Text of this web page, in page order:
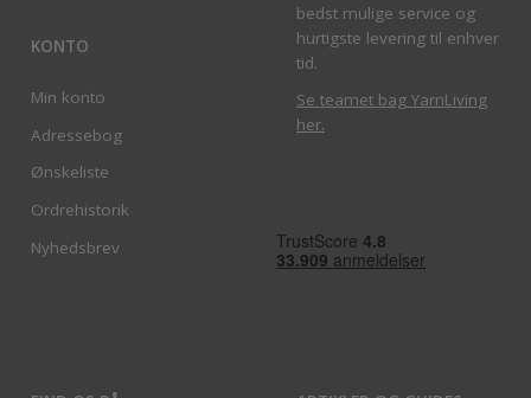
KONTO
Min konto
Adressebog
Ønskeliste
Ordrehistorik
Nyhedsbrev
bedst mulige service og
hurtigste levering til enhver
tid.
Se teamet bag YarnLiving
her.